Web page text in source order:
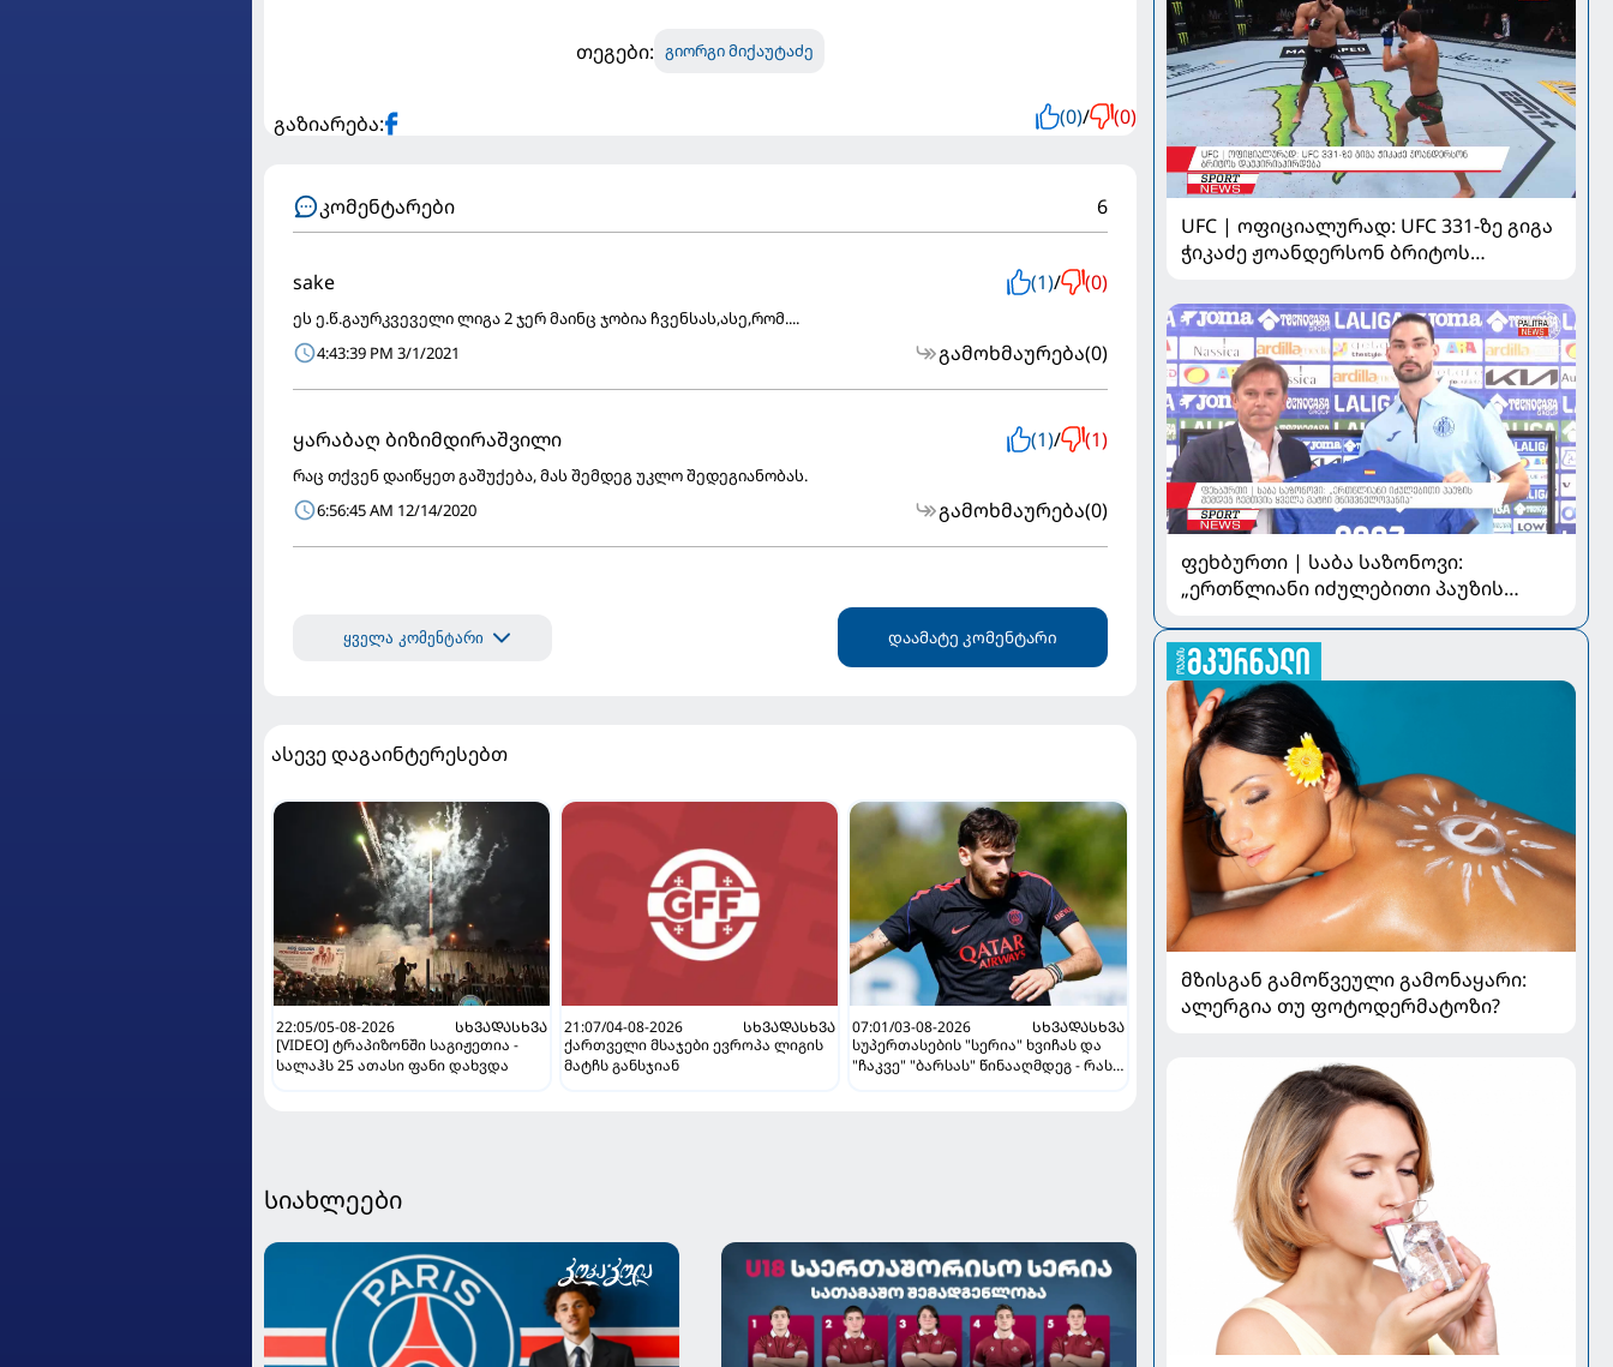
თეგები: გიორგი მიქაუტაძე
გაზიარება: (0)/ (0)
კომენტარები 6
sake (1)/ (0)
ეს ე.წ.გაურკვეველი ლიგა 2 ჯერ მაინც ჯობია ჩვენსას,ასე,რომ....
4:43:39 PM 3/1/2021
გამოხმაურება(0)
ყარაბაღ ბიზიმდირაშვილი (1)/ (1)
რაც თქვენ დაიწყეთ გაშუქება, მას შემდეგ უკლო შედეგიანობას.
6:56:45 AM 12/14/2020
გამოხმაურება(0)
ყველა კომენტარი დაამატე კომენტარი
ასევე დაგაინტერესებთ
22:05/05-08-2026
ᲡᲮᲕᲐᲓᲐᲡᲮᲕᲐ
[VIDEO] ტრაპიზონში საგიჟეთია -
სალაჰს 25 ათასი ფანი დახვდა
21:07/04-08-2026
ᲡᲮᲕᲐᲓᲐᲡᲮᲕᲐ
ქართველი მსაჯები ევროპა ლიგის
მატჩს განსჯიან
07:01/03-08-2026
ᲡᲮᲕᲐᲓᲐᲡᲮᲕᲐ
სუპერთასების "სერია" ხვიჩას და
"ჩაკვე" "ბარსას" წინააღმდეგ - რას
სიახლეები
UFC | ოფიციალურად: UFC 331-ზე გიგა
ჭიკაძე ჟოანდერსონ ბრიტოს
ფეხბურთი | საბა საზონოვი:
„ერთწლიანი იძულებითი პაუზის
მნიშვნელოვანია“
მზისგან გამოწვეული გამონაყარი:
ალერგია თუ ფოტოდერმატოზი?